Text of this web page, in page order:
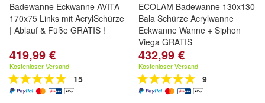
Badewanne Eckwanne AVITA
170x75 Links mit AcrylSchürze
| Ablauf & Füße GRATIS !
419,99 €
Kostenloser Versand
15
ECOLAM Badewanne 130x130
Bala Schürze Acrylwanne
Eckwanne Wanne + Siphon
Viega GRATIS
432,99 €
Kostenloser Versand
9